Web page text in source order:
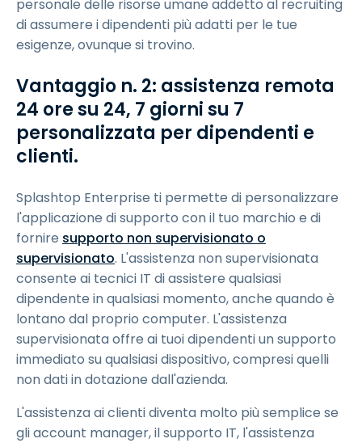
personale delle risorse umane addetto al recruiting
di assumere i dipendenti più adatti per le tue
esigenze, ovunque si trovino.
Vantaggio n. 2: assistenza remota
24 ore su 24, 7 giorni su 7
personalizzata per dipendenti e
clienti.
Splashtop Enterprise ti permette di personalizzare
l'applicazione di supporto con il tuo marchio e di
fornire supporto non supervisionato o
supervisionato. L'assistenza non supervisionata
consente ai tecnici IT di assistere qualsiasi
dipendente in qualsiasi momento, anche quando è
lontano dal proprio computer. L'assistenza
supervisionata offre ai tuoi dipendenti un supporto
immediato su qualsiasi dispositivo, compresi quelli
non dati in dotazione dall'azienda.
L'assistenza ai clienti diventa molto più semplice se
gli account manager, il supporto IT, l'assistenza